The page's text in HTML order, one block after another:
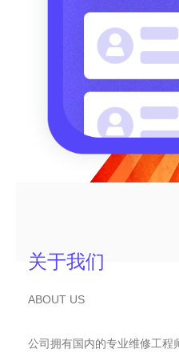
关于我们
ABOUT US
公司拥有国内的专业维修工程